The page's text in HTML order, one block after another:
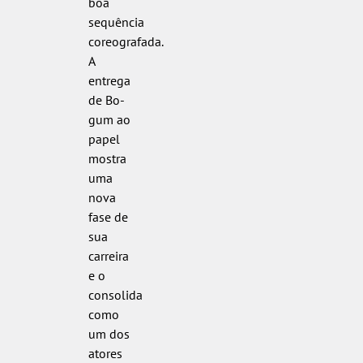
sequência
coreografada.
A
entrega
de Bo-
gum ao
papel
mostra
uma
nova
fase de
sua
carreira
e o
consolida
como
um dos
atores